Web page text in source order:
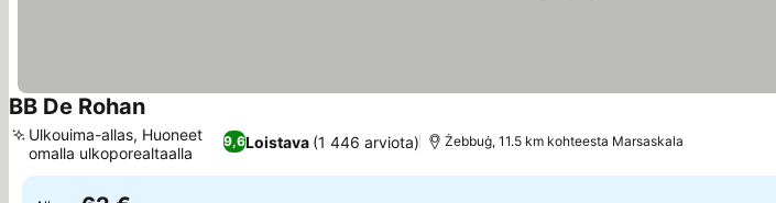
BB De RohanKatso hinnat
9,6Loistava (1 446 arviota)
Ulkouima-allas, Huoneet
omalla ulkoporealtaalla
Żebbuġ, 11.5 km kohteesta Marsaskala